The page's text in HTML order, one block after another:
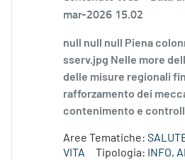
mar-2026 15.02
null null null Piena
sserv.jpg Nelle more
delle misure regionali
rafforzamento dei
contenimento e
Aree Tematiche:
VITA
Tipologia:
INFO,